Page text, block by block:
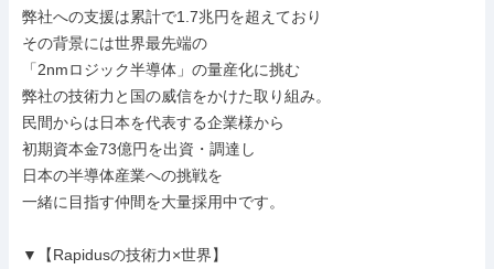
弊社への支援は累計で1.7兆円を超えており
その背景には世界最先端の
「2nmロジック半導体」の量産化に挑む
弊社の技術力と国の威信をかけた取り組み。
民間からは日本を代表する企業様から
初期資本金73億円を出資・調達し
日本の半導体産業への挑戦を
一緒に目指す仲間を大量採用中です。
▼【Rapidusの技術力×世界】